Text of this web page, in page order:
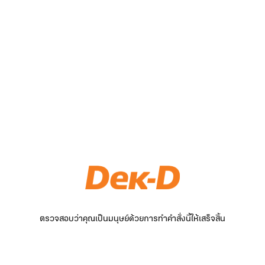
ตรวจสอบว่าคุณเป็นมนุษย์ด้วยการทำคำสั่งนี้ให้เสร็จสิ้น